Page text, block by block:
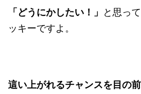
「どうにかしたい！」
と思っ
ッキーですよ。
這い上がれるチャンスを目の